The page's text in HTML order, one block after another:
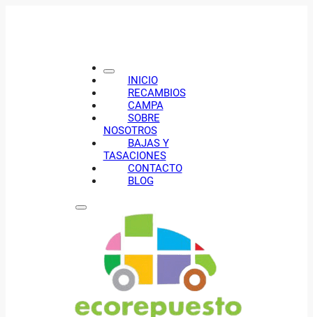
INICIO
RECAMBIOS
CAMPA
SOBRE
NOSOTROS
BAJAS Y
TASACIONES
CONTACTO
BLOG